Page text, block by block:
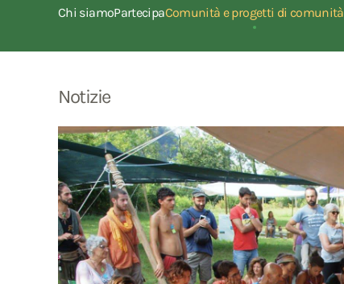
Chi siamoPartecipaComunità e progetti di comunità
Notizie